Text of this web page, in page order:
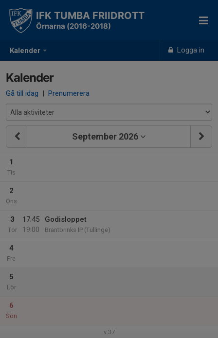
Kalender Logga in
IFK TUMBA FRIIDROTT
Örnarna (2016-2018)
Kalender
Gå till idag | Prenumerera
September 2026
1
Tis
2
Ons
3
Tor
17:45
19:00
Godisloppet
Brantbrinks IP (Tullinge)
4
Fre
5
Lör
6
Sön
v.37